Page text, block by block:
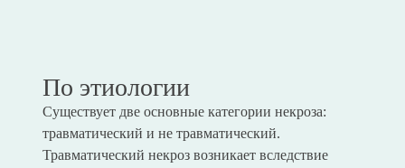
По этиологии
Существует две основные категории некроза:
травматический и не травматический.
Травматический некроз возникает вследствие